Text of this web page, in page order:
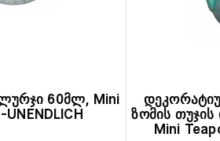
60მლ, Mini
ზომის
Mini